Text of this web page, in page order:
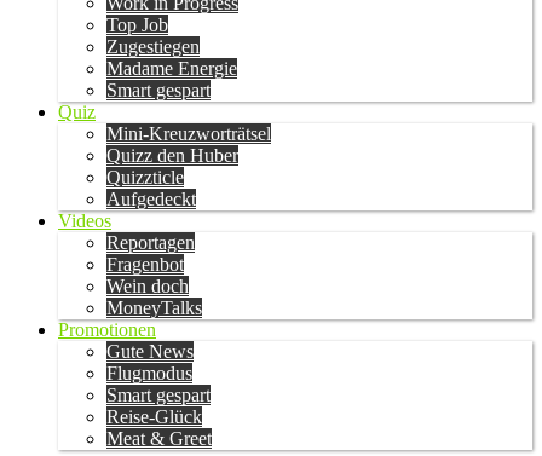
Top Job
Zugestiegen
Madame Energie
Smart gespart
Quiz
Mini-Kreuzworträtsel
Quizz den Huber
Quizzticle
Aufgedeckt
Videos
Reportagen
Fragenbot
Wein doch
MoneyTalks
Promotionen
Gute News
Flugmodus
Smart gespart
Reise-Glück
Meat & Greet